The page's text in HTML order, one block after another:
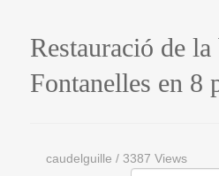
Restauració de la
Fontanelles en 8
caudelguille / 3387 Views